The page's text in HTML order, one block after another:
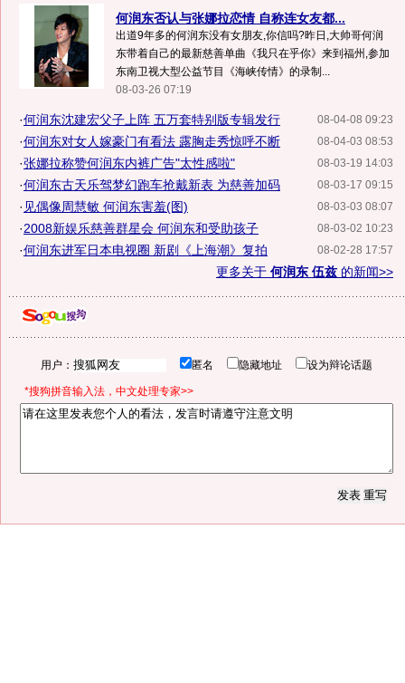
何润东否认与张娜拉恋情 自称连女友都...
出道9年多的何润东没有女朋友,你信吗?昨日,大帅哥何润
东带着自己的最新慈善单曲《我只在乎你》来到福州,参加
东南卫视大型公益节目《海峡传情》的录制...
08-03-26 07:19
08-04-08 09:23
·何润东沈建宏父子上阵 五万套特别版专辑发行
08-04-03 08:53
·何润东对女人嫁豪门有看法 露胸走秀惊呼不断
08-03-19 14:03
·张娜拉称赞何润东内裤广告"太性感啦"
08-03-17 09:15
·何润东古天乐驾梦幻跑车抢戴新表 为慈善加码
08-03-03 08:07
· 见偶像周慧敏 何润东害羞(图)
08-03-02 10:23
·2008新娱乐慈善群星会 何润东和受助孩子
08-02-28 17:57
·何润东进军日本电视圈 新剧《上海潮》复拍
更多关于 何润东 伍兹 的新闻>>
用户： 匿名 隐藏地址 设为辩论话题
*搜狗拼音输入法，中文处理专家>>